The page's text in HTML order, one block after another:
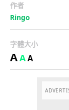
作者
Ringo
字體大小
AAA